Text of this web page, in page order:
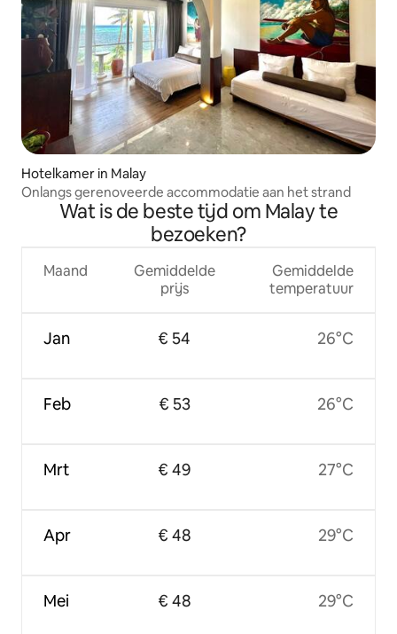
Hotelkamer in Malay
Onlangs gerenoveerde accommodatie aan het strand
Wat is de beste tijd om Malay te
bezoeken?
Maand
Jan
Feb
Mrt
Apr
Mei
Gemiddelde
prijs
€ 54
€ 53
€ 49
€ 48
€ 48
Gemiddelde
temperatuur
26°C
26°C
27°C
29°C
29°C